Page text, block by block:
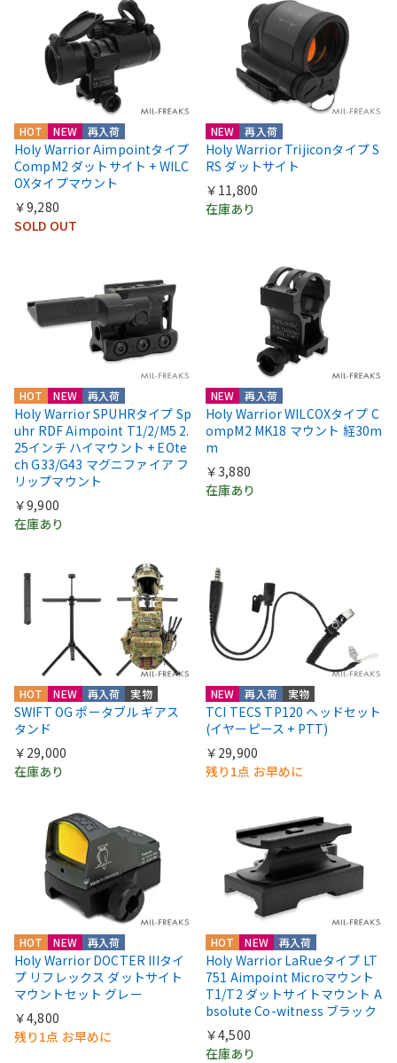
HOT NEW 再入荷
Holy Warrior Aimpointタイプ
CompM2 ダットサイト + WILC
OXタイプマウント
￥9,280
SOLD OUT
NEW 再入荷
Holy Warrior Trijiconタイプ S
RS ダットサイト
￥11,800
在庫あり
HOT NEW 再入荷
Holy Warrior SPUHRタイプ Sp
uhr RDF Aimpoint T1/2/M5 2.
25インチ ハイマウント + EOte
ch G33/G43 マグニファイア フ
リップマウント
￥9,900
在庫あり
NEW 再入荷
Holy Warrior WILCOXタイプ C
ompM2 MK18 マウント 経30m
m
￥3,880
在庫あり
HOT NEW 再入荷 実物
SWIFT OG ポータブル ギアス
タンド
￥29,000
在庫あり
NEW 再入荷 実物
TCI TECS TP120 ヘッドセット
(イヤーピース + PTT)
￥29,900
残り1点 お早めに
HOT NEW 再入荷
Holy Warrior DOCTER IIIタイ
プ リフレックス ダットサイト
マウントセット グレー
￥4,800
残り1点 お早めに
HOT NEW 再入荷
Holy Warrior LaRueタイプ LT
751 Aimpoint Microマウント
T1/T2 ダットサイトマウント A
bsolute Co-witness ブラック
￥4,500
在庫あり